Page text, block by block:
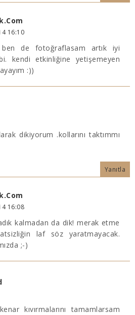
16:10
ben de fotoğraflasam artık iyi
kendi etkinliğine yetişemeyen
:))
dikiyorum .kollarını taktımmı
Yanıtla
16:08
kalmadan da dik! merak etme
laf söz yaratmayacak.
;-)
kıvırmalarını tamamlarsam